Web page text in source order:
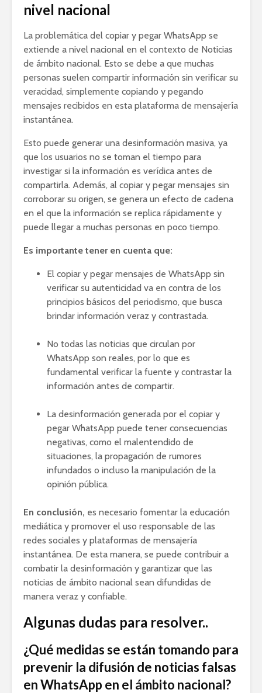
nivel nacional
La problemática del copiar y pegar WhatsApp se
extiende a nivel nacional en el contexto de Noticias
de ámbito nacional. Esto se debe a que muchas
personas suelen compartir información sin verificar su
veracidad, simplemente copiando y pegando
mensajes recibidos en esta plataforma de mensajería
instantánea.
Esto puede generar una desinformación masiva, ya
que los usuarios no se toman el tiempo para
investigar si la información es verídica antes de
compartirla. Además, al copiar y pegar mensajes sin
corroborar su origen, se genera un efecto de cadena
en el que la información se replica rápidamente y
puede llegar a muchas personas en poco tiempo.
Es importante tener en cuenta que:
El copiar y pegar mensajes de WhatsApp sin
verificar su autenticidad va en contra de los
principios básicos del periodismo, que busca
brindar información veraz y contrastada.
No todas las noticias que circulan por
WhatsApp son reales, por lo que es
fundamental verificar la fuente y contrastar la
información antes de compartir.
La desinformación generada por el copiar y
pegar WhatsApp puede tener consecuencias
negativas, como el malentendido de
situaciones, la propagación de rumores
infundados o incluso la manipulación de la
opinión pública.
En conclusión, es necesario fomentar la educación
mediática y promover el uso responsable de las
redes sociales y plataformas de mensajería
instantánea. De esta manera, se puede contribuir a
combatir la desinformación y garantizar que las
noticias de ámbito nacional sean difundidas de
manera veraz y confiable.
Algunas dudas para resolver..
¿Qué medidas se están tomando para
prevenir la difusión de noticias falsas
en WhatsApp en el ámbito nacional?